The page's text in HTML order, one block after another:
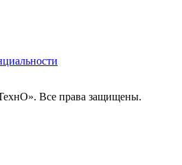
Все права защищены.